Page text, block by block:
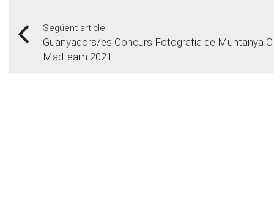
Següent article:
Guanyadors/es Concurs Fotografia de Muntanya
Madteam 2021